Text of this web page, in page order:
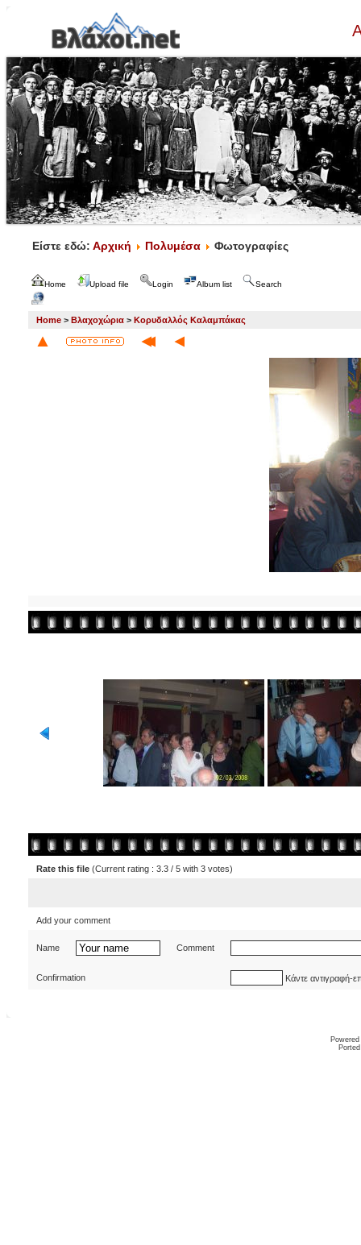
Είστε εδώ: Αρχική Πολυμέσα Φωτογραφίες
Home Upload file Login Album list Search
Home > Βλαχοχώρια > Κορυδαλλός Καλαμπάκας
Rate this file (Current rating : 3.3 / 5 with 3 votes)
Add your comment
Name Comment
Confirmation Κάντε αντιγραφή-